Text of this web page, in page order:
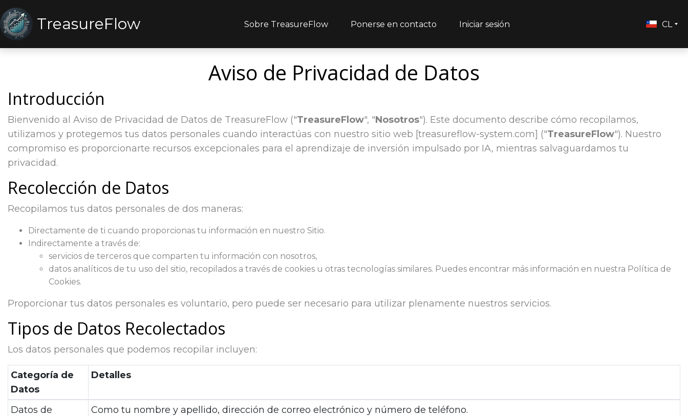
TreasureFlow Sobre TreasureFlow Ponerse en contacto Iniciar sesión CL
Aviso de Privacidad de Datos
Introducción
Bienvenido al Aviso de Privacidad de Datos de TreasureFlow ("TreasureFlow", "Nosotros"). Este documento describe cómo recopilamos,
utilizamos y protegemos tus datos personales cuando interactúas con nuestro sitio web [treasureflow-system.com] ("TreasureFlow"). Nuestro
compromiso es proporcionarte recursos excepcionales para el aprendizaje de inversión impulsado por IA, mientras salvaguardamos tu
privacidad.
Recolección de Datos
Recopilamos tus datos personales de dos maneras:
Directamente de ti cuando proporcionas tu información en nuestro Sitio.
Indirectamente a través de:
servicios de terceros que comparten tu información con nosotros,
datos analíticos de tu uso del sitio, recopilados a través de cookies u otras tecnologías similares. Puedes encontrar más información en nuestra Política de
Cookies.
Proporcionar tus datos personales es voluntario, pero puede ser necesario para utilizar plenamente nuestros servicios.
Tipos de Datos Recolectados
Los datos personales que podemos recopilar incluyen:
Categoría de
Datos
Detalles
Datos de
Como tu nombre y apellido, dirección de correo electrónico y número de teléfono.